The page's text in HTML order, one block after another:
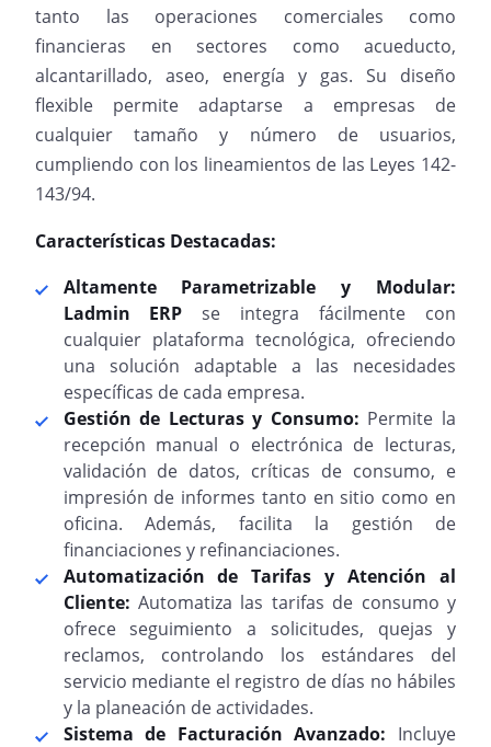
tanto las operaciones comerciales como
financieras en sectores como acueducto,
alcantarillado, aseo, energía y gas. Su diseño
flexible permite adaptarse a empresas de
cualquier tamaño y número de usuarios,
cumpliendo con los lineamientos de las Leyes 142-
143/94.
Características Destacadas:
Altamente Parametrizable y Modular:
Ladmin ERP se integra fácilmente con
cualquier plataforma tecnológica, ofreciendo
una solución adaptable a las necesidades
específicas de cada empresa.
Gestión de Lecturas y Consumo: Permite la
recepción manual o electrónica de lecturas,
validación de datos, críticas de consumo, e
impresión de informes tanto en sitio como en
oficina. Además, facilita la gestión de
financiaciones y refinanciaciones.
Automatización de Tarifas y Atención al
Cliente: Automatiza las tarifas de consumo y
ofrece seguimiento a solicitudes, quejas y
reclamos, controlando los estándares del
servicio mediante el registro de días no hábiles
y la planeación de actividades.
Sistema de Facturación Avanzado: Incluye